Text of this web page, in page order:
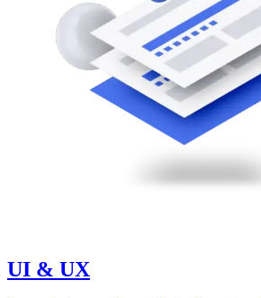
UI & UX